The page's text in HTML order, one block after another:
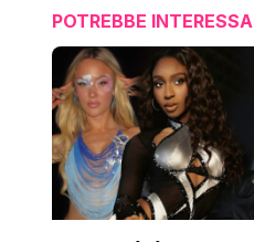
POTREBBE